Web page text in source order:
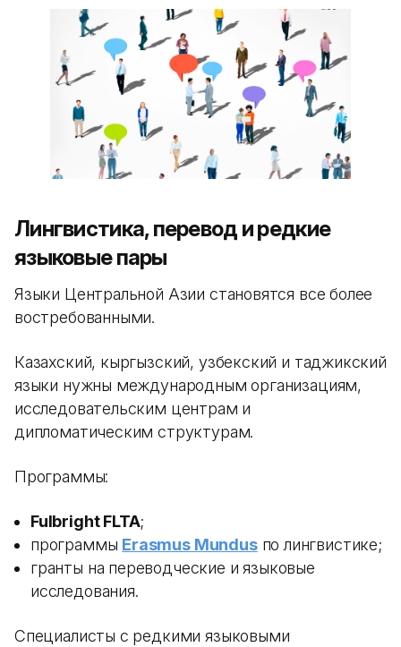
Лингвистика, перевод и редкие
языковые пары
Языки Центральной Азии становятся все более
востребованными.
Казахский, кыргызский, узбекский и таджикский
языки нужны международным организациям,
исследовательским центрам и
дипломатическим структурам.
Программы:
Fulbright FLTA;
программы Erasmus Mundusпо лингвистике;
гранты на переводческие и языковые
исследования.
Специалисты с редкими языковыми